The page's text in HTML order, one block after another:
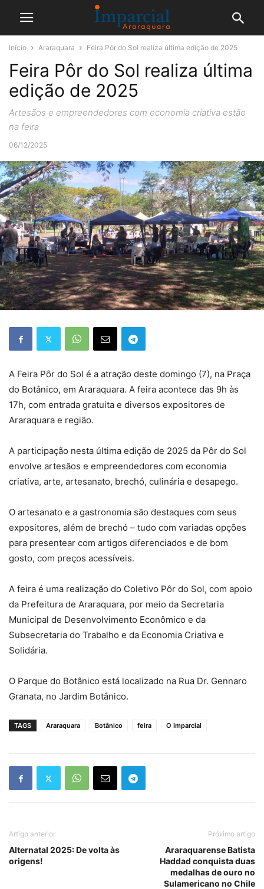
Início Araraquara Feira Pôr do Sol realiza última edição de 2025
Feira Pôr do Sol realiza última
edição de 2025
Artesãos e empreendedores com economia criativa estão
na feira
06/12/2025
A Feira Pôr do Sol é a atração deste domingo (7), na Praça
do Botânico, em Araraquara. A feira acontece das 9h às
17h, com entrada gratuita e diversos expositores de
Araraquara e região.
A participação nesta última edição de 2025 da Pôr do Sol
envolve artesãos e empreendedores com economia
criativa, arte, artesanato, brechó, culinária e desapego.
O artesanato e a gastronomia são destaques com seus
expositores, além de brechó – tudo com variadas opções
para presentear com artigos diferenciados e de bom
gosto, com preços acessíveis.
A feira é uma realização do Coletivo Pôr do Sol, com apoio
da Prefeitura de Araraquara, por meio da Secretaria
Municipal de Desenvolvimento Econômico e da
Subsecretaria do Trabalho e da Economia Criativa e
Solidária.
O Parque do Botânico está localizado na Rua Dr. Gennaro
Granata, no Jardim Botânico.
TAGS Araraquara Botânico feira O Imparcial
Artigo anterior
Alternatal 2025: De volta às
origens!
Próximo artigo
Araraquarense Batista
Haddad conquista duas
medalhas de ouro no
Sulamericano no Chile